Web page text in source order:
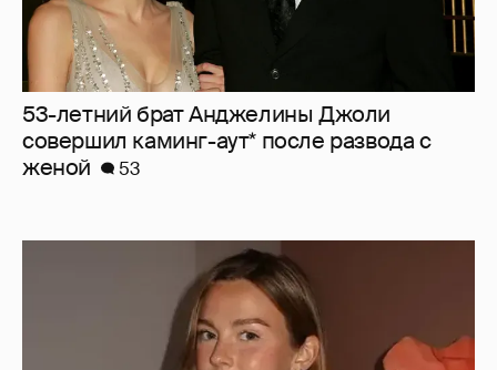
53-летний брат Анджелины Джоли
совершил каминг-аут* после развода с
женой
53